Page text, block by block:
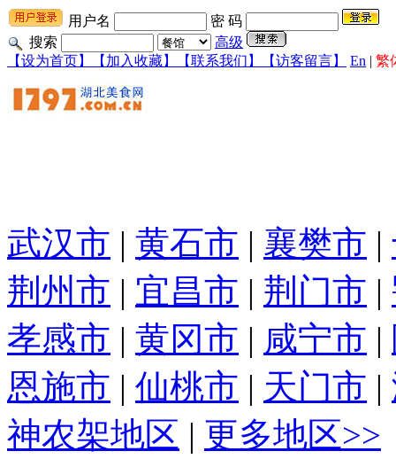
用户名
密 码
搜索
高级
【设为首页】
【加入收藏】 【联系我们】 【访客留言】 En | 繁
武汉市 | 黄石市 | 襄樊市 |
荆州市 | 宜昌市 | 荆门市 |
孝感市 | 黄冈市 | 咸宁市 |
恩施市 | 仙桃市 | 天门市 |
神农架地区 | 更多地区>>